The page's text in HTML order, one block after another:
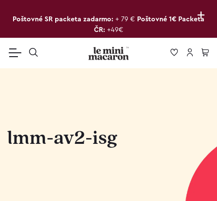
+
Poštovné SR packeta zadarmo: + 79 € Poštovné 1€ Packeta
ČR: +49€
lmm-av2-isg